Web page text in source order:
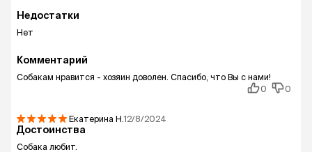
Недостатки
Нет
Комментарий
Собакам нравится - хозяин доволен. Спасибо, что Вы с нами!
0
0
Екатерина Н.12/8/2024
Достоинства
Собака любит.